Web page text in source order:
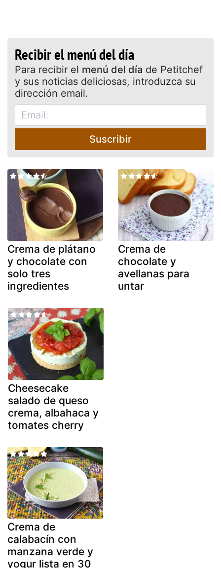
Recibir el menú del día
Para recibir el menú del día de Petitchef
y sus noticias deliciosas, introduzca su
dirección email.
Suscribir
Crema de plátano
y chocolate con
solo tres
ingredientes
Crema de
chocolate y
avellanas para
untar
Cheesecake
salado de queso
crema, albahaca y
tomates cherry
Crema de
calabacín con
manzana verde y
yogur lista en 30